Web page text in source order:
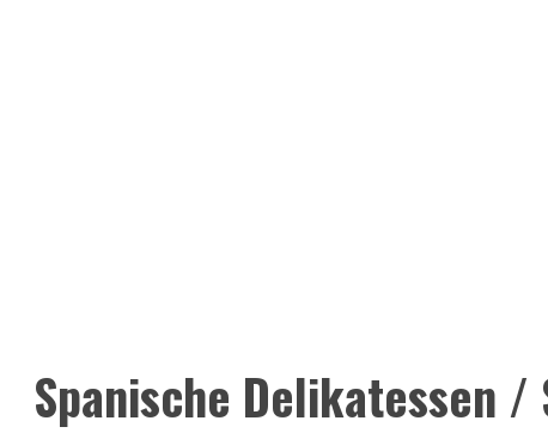
Spanische Delikatessen /